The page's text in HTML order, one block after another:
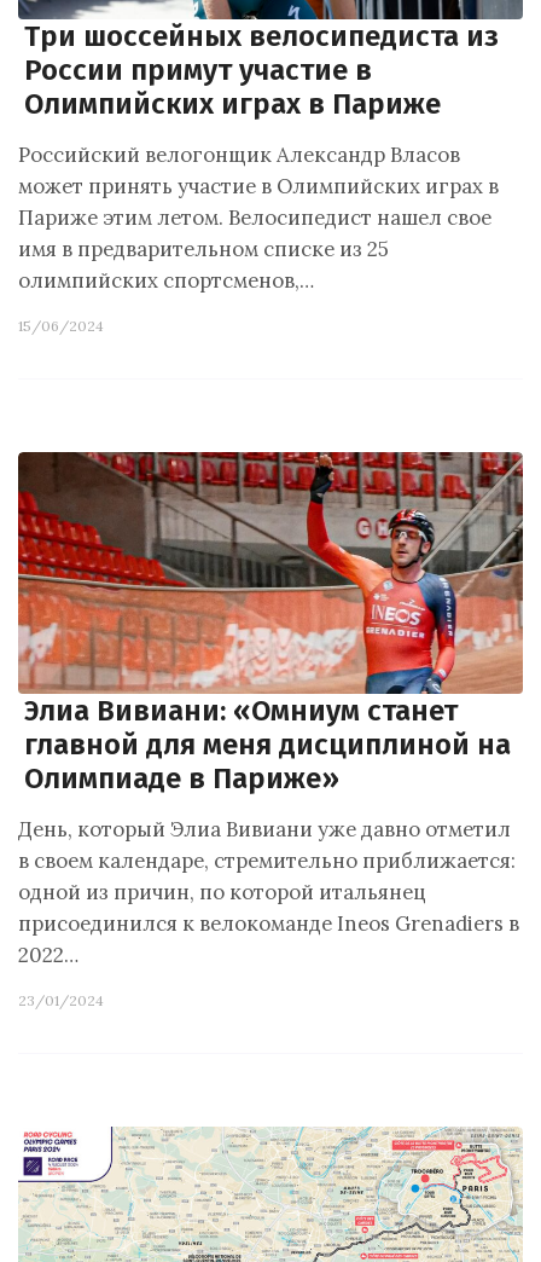
Три шоссейных велосипедиста из
России примут участие в
Олимпийских играх в Париже
Российский велогонщик Александр Власов
может принять участие в Олимпийских играх в
Париже этим летом. Велосипедист нашел свое
имя в предварительном списке из 25
олимпийских спортсменов,…
15/06/2024
Элиа Вивиани: «Омниум станет
главной для меня дисциплиной на
Олимпиаде в Париже»
День, который Элиа Вивиани уже давно отметил
в своем календаре, стремительно приближается:
одной из причин, по которой итальянец
присоединился к велокоманде Ineos Grenadiers в
2022…
23/01/2024